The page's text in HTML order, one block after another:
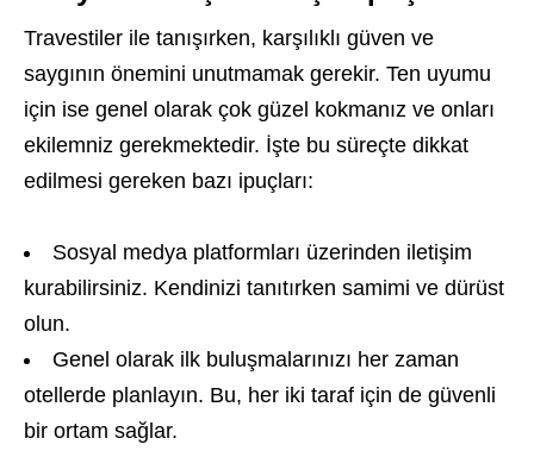
Travestiler ile tanışırken, karşılıklı güven ve
saygının önemini unutmamak gerekir. Ten uyumu
için ise genel olarak çok güzel kokmanız ve onları
ekilemniz gerekmektedir. İşte bu süreçte dikkat
edilmesi gereken bazı ipuçları:
Sosyal medya platformları üzerinden iletişim
kurabilirsiniz. Kendinizi tanıtırken samimi ve dürüst
olun.
Genel olarak ilk buluşmalarınızı her zaman
otellerde planlayın. Bu, her iki taraf için de güvenli
bir ortam sağlar.